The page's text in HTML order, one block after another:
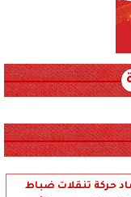
حركة تنقلات ضباط